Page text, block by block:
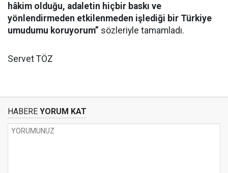
hâkim olduğu, adaletin hiçbir baskı ve
yönlendirmeden etkilenmeden işlediği bir Türkiye
umudumu koruyorum” sözleriyle tamamladı.
Servet TÖZ
HABERE YORUM KAT